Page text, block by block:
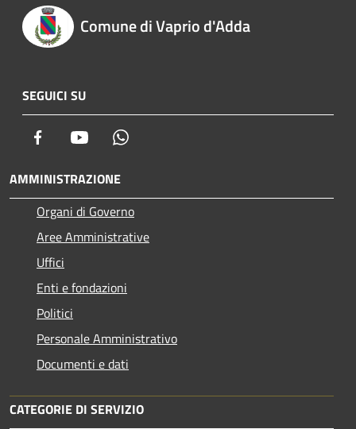
Comune di Vaprio d'Adda
SEGUICI SU
Facebook Youtube
AMMINISTRAZIONE
Organi di Governo
Aree Amministrative
Uffici
Enti e fondazioni
Politici
Personale Amministrativo
Documenti e dati
CATEGORIE DI SERVIZIO